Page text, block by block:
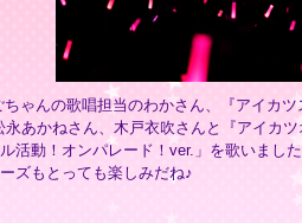
ちゃんの歌唱担当のわかさん、『アイカ
永あかねさん、木戸衣吹さんと『アイカ
活動！オンパレード！ver.」を歌いまし
ズもとっても楽しみだね♪